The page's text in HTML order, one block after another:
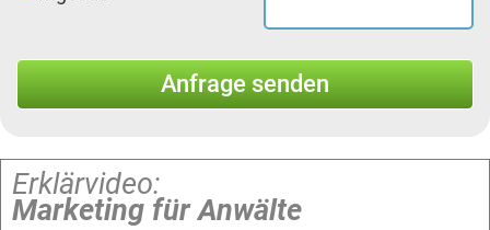
Erklärvideo:
Marketing für Anwälte